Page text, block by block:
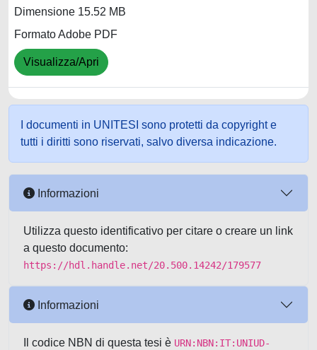
Dimensione 15.52 MB
Formato Adobe PDF
Visualizza/Apri
I documenti in UNITESI sono protetti da copyright e
tutti i diritti sono riservati, salvo diversa indicazione.
Informazioni
Utilizza questo identificativo per citare o creare un link
a questo documento:
https://hdl.handle.net/20.500.14242/179577
Informazioni
Il codice NBN di questa tesi è URN:NBN:IT:UNIUD-